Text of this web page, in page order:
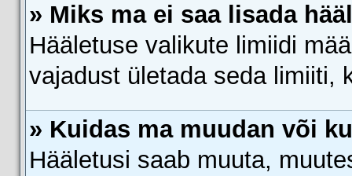
» Miks ma ei saa lisada
Hääletuse valikute limiidi
vajadust ületada seda limiiti,
» Kuidas ma muudan või
Hääletusi saab muuta,